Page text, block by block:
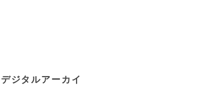
ジタルアーカイ